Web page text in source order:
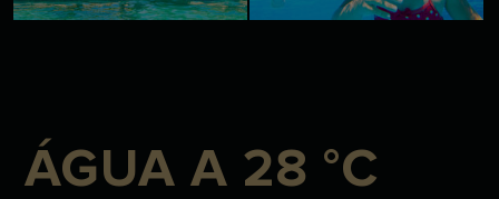
ÁGUA A 28 °C